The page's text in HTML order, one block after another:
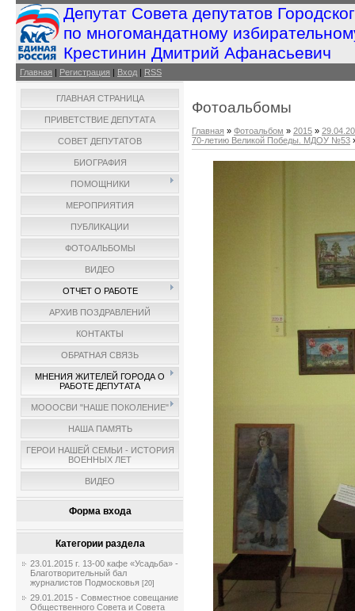
Депутат Совета депутатов
по многомандатному
Крестинин Дмитрий Афанасьевич
Главная | Регистрация | Вход | RSS
ГЛАВНАЯ СТРАНИЦА
ПРИВЕТСТВИЕ ДЕПУТАТА
СОВЕТ ДЕПУТАТОВ
БИОГРАФИЯ
ПОМОЩНИКИ
МЕРОПРИЯТИЯ
ПУБЛИКАЦИИ
ФОТОАЛЬБОМЫ
ВИДЕО
ОТЧЕТ О РАБОТЕ
АРХИВ ПОЗДРАВЛЕНИЙ
КОНТАКТЫ
ОБРАТНАЯ СВЯЗЬ
МНЕНИЯ ЖИТЕЛЕЙ ГОРОДА О
РАБОТЕ ДЕПУТАТА
МОООСВИ "НАШЕ ПОКОЛЕНИЕ"
НАША ПАМЯТЬ
ГЕРОИ НАШЕЙ СЕМЬИ - ИСТОРИЯ
ВОЕННЫХ ЛЕТ
ВИДЕО
Форма входа
Категории раздела
23.01.2015 г. 13-00 кафе «Усадьба» -
Благотворительный бал
журналистов Подмосковья [20]
29.01.2015 - Совместное совещание
Общественного Совета и Совета
Фотоальбомы
Главная » Фотоальбом » 2015 »
70-летию Великой Победы. МДОУ №53